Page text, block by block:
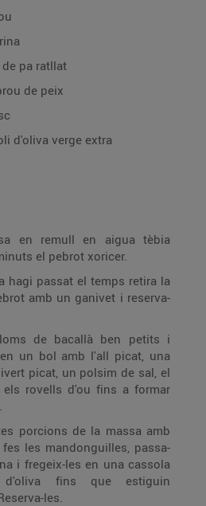
pa ratllat
de peix
d'oliva verge extra
en remull en aigua tèbia
el pebrot xoricer.
hagi passat el temps retira la
amb un ganivet i reserva-
de bacallà ben petits i
un bol amb l'all picat, una
picat, un polsim de sal, el
rovells d'ou fins a formar
porcions de la massa amb
les mandonguilles, passa-
i fregeix-les en una cassola
fins que estiguin
les.